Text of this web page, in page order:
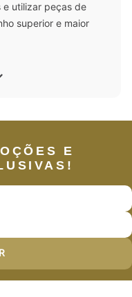
e utilizar peças de
superior e maior
E